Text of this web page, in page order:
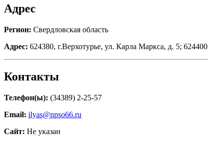
Адрес
Регион: Свердловская область
Адрес: 624380, г.Верхотурье, ул. Карла Маркса, д. 5;
Контакты
Телефон(ы): (34389) 2-25-57
Email: ilyas@npso66.ru
Сайт: Не указан